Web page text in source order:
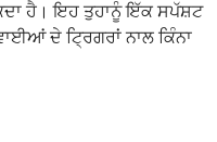
ਹੈ। ਇਹ ਤੁਹਾਨੂੰ ਇੱਕ ਸਪੱਸ਼ਟ
ਦੇ ਟ੍ਰਿਗਰਾਂ ਨਾਲ ਕਿੰਨਾ